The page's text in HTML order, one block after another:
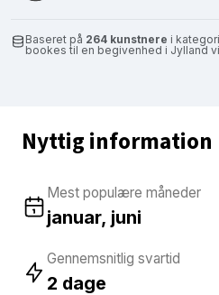
Baseret på 264 kunstnere i
bookes til en begivenhed i Jylland
Nyttig information
Mest populære måneder
januar, juni
Gennemsnitlig svartid
2 dage